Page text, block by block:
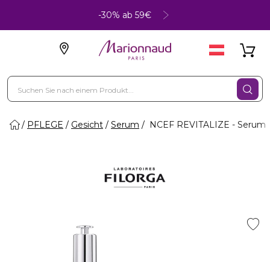
-30% ab 59€
PFLEGE Gesicht Serum NCEF REVITALIZE - Serum